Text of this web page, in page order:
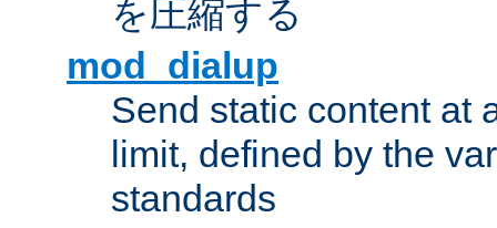
を圧縮する
mod_dialup
Send static content at
limit, defined by the
standards